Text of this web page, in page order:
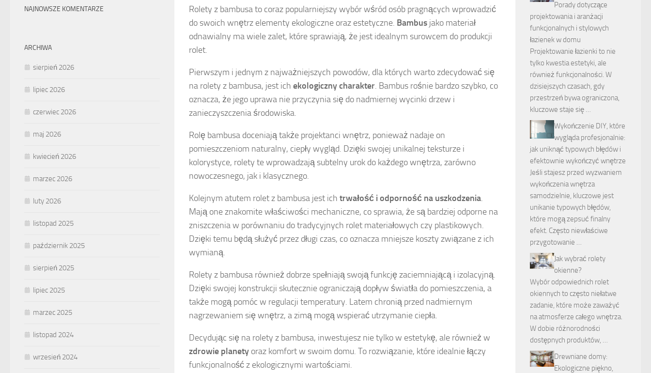
Rolety z bambusa to coraz popularniejszy wybór wśród osób pragnących wprowadzić
do swoich wnętrz elementy ekologiczne oraz estetyczne. Bambus jako materiał
odnawialny ma wiele zalet, które sprawiają, że jest idealnym surowcem do produkcji
rolet.
Pierwszym i jednym z najważniejszych powodów, dla których warto zdecydować się
na rolety z bambusa, jest ich ekologiczny charakter. Bambus rośnie bardzo szybko, co
oznacza, że jego uprawa nie przyczynia się do nadmiernej wycinki drzew i
zanieczyszczenia środowiska.
Rolę bambusa doceniają także projektanci wnętrz, ponieważ nadaje on
pomieszczeniom naturalny, ciepły wygląd. Dzięki swojej unikalnej teksturze i
kolorystyce, rolety te wprowadzają subtelny urok do każdego wnętrza, zarówno
nowoczesnego, jak i klasycznego.
Kolejnym atutem rolet z bambusa jest ich trwałość i odporność na uszkodzenia.
Mają one znakomite właściwości mechaniczne, co sprawia, że są bardziej odporne na
zniszczenia w porównaniu do tradycyjnych rolet materiałowych czy plastikowych.
Dzięki temu będą służyć przez długi czas, co oznacza mniejsze koszty związane z ich
wymianą.
Rolety z bambusa również dobrze spełniają swoją funkcję zaciemniającą i izolacyjną.
Dzięki swojej konstrukcji skutecznie ograniczają dopływ światła do pomieszczenia, a
także mogą pomóc w regulacji temperatury. Latem chronią przed nadmiernym
nagrzewaniem się wnętrz, a zimą mogą wspierać utrzymanie ciepła.
Decydując się na rolety z bambusa, inwestujesz nie tylko w estetykę, ale również w
zdrowie planety oraz komfort w swoim domu. To rozwiązanie, które idealnie łączy
funkcjonalność z ekologicznymi wartościami.
NAJNOWSZE KOMENTARZE
ARCHIWA
sierpień 2026
lipiec 2026
czerwiec 2026
maj 2026
kwiecień 2026
marzec 2026
luty 2026
listopad 2025
październik 2025
sierpień 2025
lipiec 2025
marzec 2025
listopad 2024
wrzesień 2024
Porady dotyczące
projektowania i aranżacji
funkcjonalnych i stylowych
łazienek w domu
Projektowanie łazienki to nie
tylko kwestia estetyki, ale
również funkcjonalności. W
dzisiejszych czasach, gdy
przestrzeń bywa ograniczona,
kluczowe staje się …
Wykończenie DIY, które
wygląda profesjonalnie:
jak uniknąć typowych błędów i
efektownie wykończyć wnętrze
Jeśli stajesz przed wyzwaniem
wykończenia wnętrza
samodzielnie, kluczowe jest
unikanie typowych błędów,
które mogą zepsuć finalny
efekt. Często niewłaściwe
przygotowanie …
Jak wybrać rolety
okienne?
Wybór odpowiednich rolet
okiennych to często niełatwe
zadanie, które może zaważyć
na atmosferze całego wnętrza.
W dobie różnorodności
dostępnych produktów, …
Drewniane domy:
Ekologiczne piękno,